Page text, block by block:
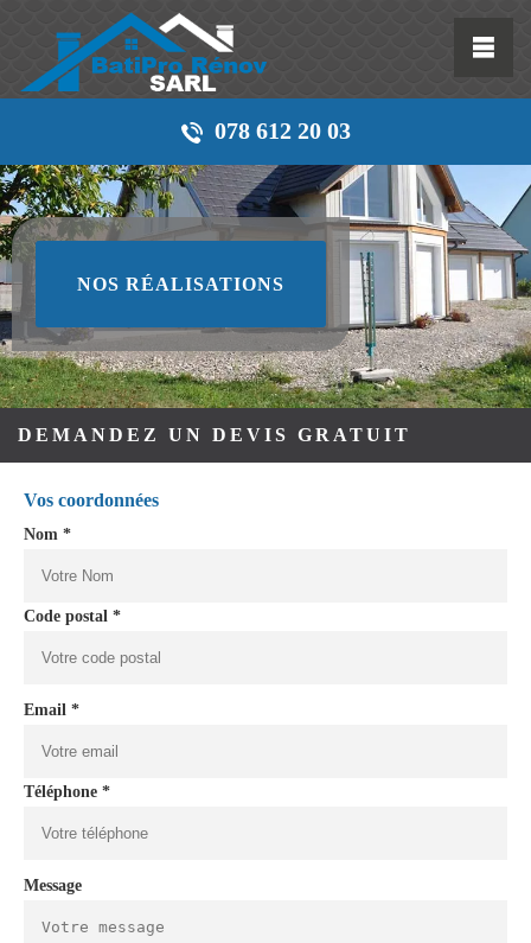
078 612 20 03
NOS RÉALISATIONS
DEMANDEZ UN DEVIS GRATUIT
Vos coordonnées
Nom *
Code postal *
Email *
Téléphone *
Message